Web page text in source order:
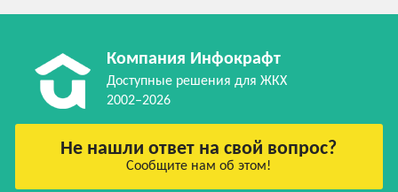
Компания Инфокрафт
Доступные решения для ЖКХ
2002–2026
Не нашли ответ на свой вопрос?
Сообщите нам об этом!